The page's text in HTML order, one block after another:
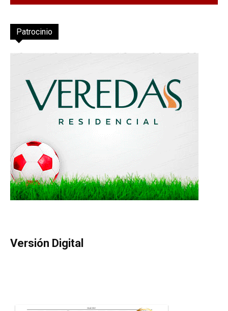
Patrocinio
Versión Digital